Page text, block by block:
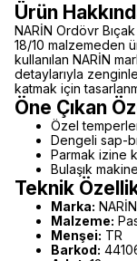
Ürün
NARİN Ordövr
18/10 malzemeden
kullanılan NARİN
detaylarıyla
katmak için
Öne Çıkan
Özel
Dengeli sap-
Parmak izine
Bulaşık
Teknik
Marka: NARİN
Malzeme:
Menşei: TR
Barkod: